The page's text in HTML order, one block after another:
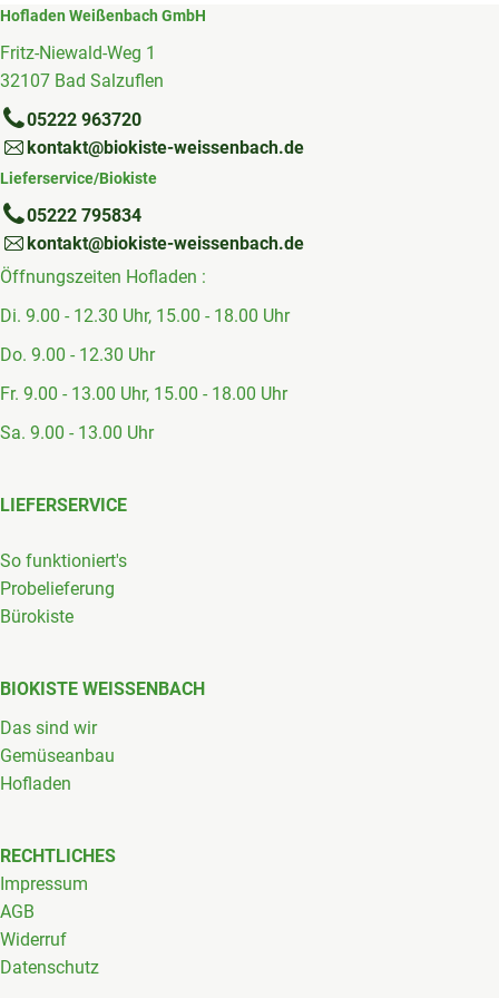
Veggie & Vegan
Backwaren
Getränke
Natur-Drogerie
AllerLiebe
Über uns
Service
Hofladen Weißenbach GmbH
Fritz-Niewald-Weg 1
32107 Bad Salzuflen
05222 963720
kontakt@biokiste-weissenbach.de
Lieferservice/Biokiste
05222 795834
kontakt@biokiste-weissenbach.de
Öffnungszeiten Hofladen :
Di. 9.00 - 12.30 Uhr, 15.00 - 18.00 Uhr
Do. 9.00 - 12.30 Uhr
Fr. 9.00 - 13.00 Uhr, 15.00 - 18.00 Uhr
Sa. 9.00 - 13.00 Uhr
LIEFERSERVICE
So funktioniert's
Probelieferung
Bürokiste
BIOKISTE WEISSENBACH
Das sind wir
Gemüseanbau
Hofladen
RECHTLICHES
Impressum
AGB
Widerruf
Datenschutz